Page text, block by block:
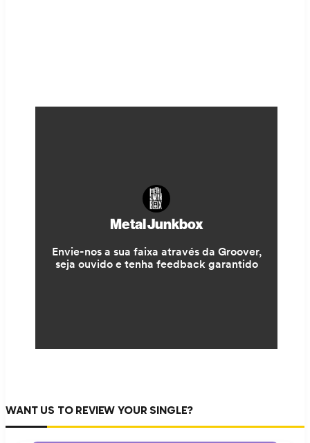
WANT US TO REVIEW YOUR SINGLE?